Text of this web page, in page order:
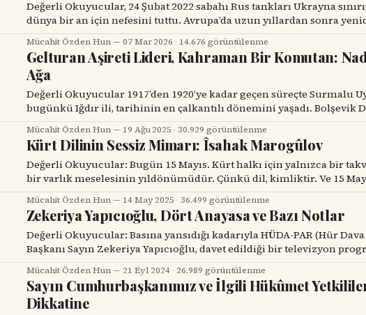
Değerli Okuyucular, 24 Şubat 2022 sabahı Rus tankları Ukrayna sınırını geçtiğinde
dünya bir an için nefesini tuttu. Avrupa’da uzun yıllardan sonra
savaş başlamıştı. Televizyon ekranlarında patlayan füzeler, yanan
kilometrelerce uzayan mülteci konvoyları görülüyordu. O günlerde
yorumcuların çoğu aynı soruyu soruyordu: “Üçüncü Dünya Savaşı
Mücahit Özden Hun 07 Mar 2026 · 14.676 görüntülenme
Gelturan Aşireti Lideri, Kahraman Bir Komutan:
Ağa
Değerli Okuyucular 1917’den 1920’ye kadar geçen süreçte Surmalu Uyezdi, yani
bugünkü Iğdır ili, tarihinin en çalkantılı dönemini yaşadı. Bolşevik
yarattığı boşluk, Transkafkasya Cumhuriyeti’nin kısa ömrü,
Cumhuriyeti’nin bağımsızlığı ve uyguladığı politikalar bölgeyi bir iç
sürükledi. "Kaça-Kaç" göçüyle binlerce insan yurtlarını
Mücahit Özden Hun 19 Ağu 2025 ·30.929 görüntülenme
Kürt Dilinin Sessiz Mimarı: Îsahak Marogûlov
Değerli Okuyucular: Bugün 15 Mayıs. Kürt halkı için yalnızca bir takvim günü değil,
bir varlık meselesinin yıldönümüdür. Çünkü dil, kimliktir. Ve 15
alfabelerle, dizelerle ve direnişle yazılmaya başlandığı gündür. 1932
yayımlanan Hawar dergisiyle birlikte bu tarih, Kürtler için “Dil
kabul edilmiştir. Ancak
Mücahit Özden Hun 14 May 2025 ·36.499 görüntülenme
Zekeriya Yapıcıoğlu, Dört Anayasa ve Bazı Notlar
Değerli Okuyucular: Basına yansıdığı kadarıyla HÜDA-PAR (Hür Dava Partisi) Genel
Başkanı Sayın Zekeriya Yapıcıoğlu, davet edildiği bir televizyon
Anayasa’nın Dördüncü Maddesinin kaldırılması gerektiği
Bilindiği gibi Dördüncü Madde, Anayasa’nın ilk üç maddesinin
kesin bir ifadeyle yasaklamaktadır. Konuyu detaylandırmadan önce şunu ifade
Mücahit Özden Hun 21 Eyl 2024 · 26.989 görüntülenme
Sayın Cumhurbaşkanımız ve İlgili Hükûmet
Dikkatine